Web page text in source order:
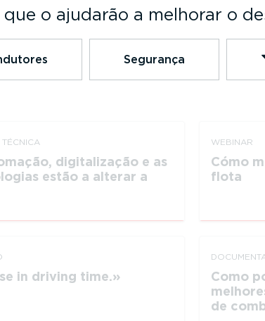
o ajudarão a melhorar o
Segurança
digita­li­zação e as
estão a alterar a
WEBINAR
Cómo
flota
in driving time.
Como
de